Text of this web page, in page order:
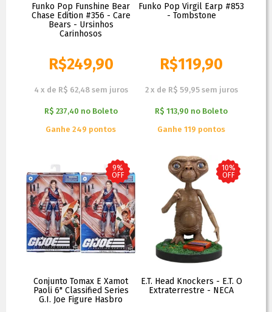
Funko Pop Funshine Bear
Chase Edition #356 - Care
Bears - Ursinhos
Carinhosos
R$249,90
4 x de R$ 62,48 sem juros
R$ 237,40 no Boleto
Ganhe 249 pontos
Funko Pop Virgil Earp #853
- Tombstone
R$119,90
2 x de R$ 59,95 sem juros
R$ 113,90 no Boleto
Ganhe 119 pontos
9%
OFF
Conjunto Tomax E Xamot
Paoli 6" Classified Series
G.I. Joe Figure Hasbro
10%
OFF
E.T. Head Knockers - E.T. O
Extraterrestre - NECA